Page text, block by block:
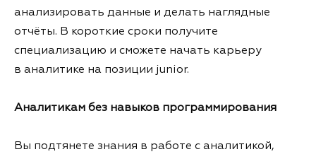
анализировать данные и делать наглядные
отчёты. В короткие сроки получите
специализацию и сможете начать карьеру
в аналитике на позиции junior.
Аналитикам без навыков программирования
Вы подтянете знания в работе с аналитикой,